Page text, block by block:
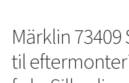
Märklin 73409
til